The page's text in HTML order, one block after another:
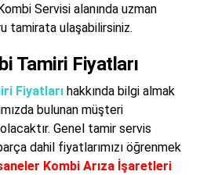
Servisi alanında uzman
tamirata ulaşabilirsiniz.
Tamiri Fiyatları
Fiyatları hakkında bilgi almak
bulunan müşteri
Genel tamir servis
dahil fiyatlarımızı öğrenmek
Kombi Arıza İşaretleri